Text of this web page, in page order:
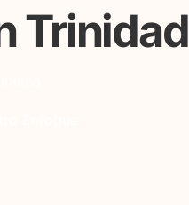
Trinidad